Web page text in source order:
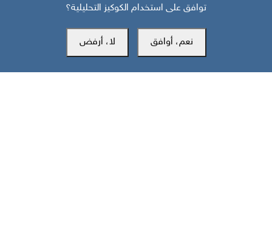
المكتب الرئيسي
توافق على استخدام الكوكيز التحليلية؟
نعم، أوافق لا، أرفض